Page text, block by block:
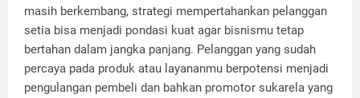
masih berkembang, strategi mempertahankan pelanggan
setia bisa menjadi pondasi kuat agar bisnismu tetap
bertahan dalam jangka panjang. Pelanggan yang sudah
percaya pada produk atau layananmu berpotensi menjadi
pengulangan pembeli dan bahkan promotor sukarela yang